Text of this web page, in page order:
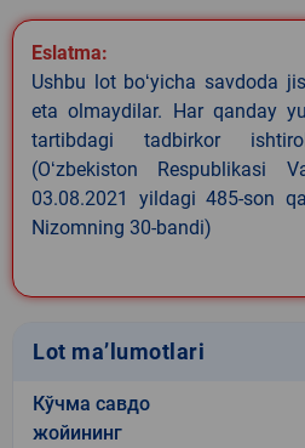
Eslatma:
Ushbu lot boʻyicha savdoda
eta olmaydilar. Har qanday
tartibdagi tadbirkor
(Oʻzbekiston Respublikasi
03.08.2021 yildagi 485-son
Nizomning 30-bandi)
Lot ma’lumotlari
Кўчма савдо
жойининг